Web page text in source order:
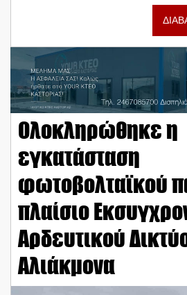
Ολοκληρώθηκε η
εγκατάσταση
φωτοβολταϊκού
πλαίσιο
Αρδευτικού
Αλιάκμονα